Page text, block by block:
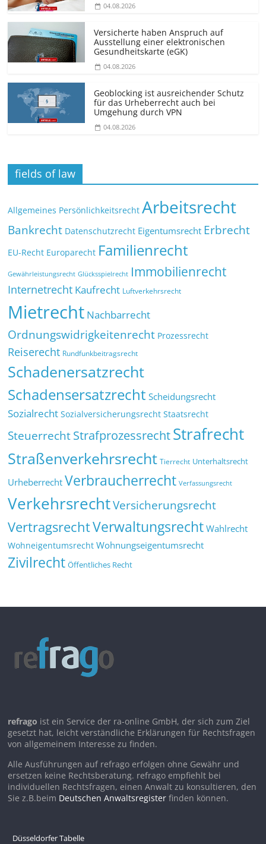
04.08.2026
Versicherte haben Anspruch auf
Ausstellung einer elektronischen
Gesundheitskarte (eGK)
04.08.2026
Geoblocking ist ausreichender Schutz
für das Urheberrecht auch bei
Umgehung durch VPN
04.08.2026
fields of law
Allgemeines Persönlichkeitsrecht Arbeitsrecht
Bankrecht Datenschutzrecht Eigentumsrecht Erbrecht
EU-Recht Europarecht Familienrecht
Gewährleistungsrecht Glücksspielrecht Immobilienrecht
Internetrecht Kaufrecht Luftverkehrsrecht
Mietrecht Nachbarrecht
Ordnungswidrigkeitenrecht Prozessrecht
Reiserecht Rundfunkbeitragsrecht
Schadenersatzrecht
Schadensersatzrecht Scheidungsrecht
Sozialrecht Sozialversicherungsrecht Staatsrecht
SteuerrechtStrafprozessrechtStrafrecht
Straßenverkehrsrecht Tierrecht Unterhaltsrecht
Urheberrecht Verbraucherrecht Verfassungsrecht
VerkehrsrechtVersicherungsrecht
VertragsrechtVerwaltungsrecht Wahlrecht
Wohneigentumsrecht Wohnungseigentumsrecht
Zivilrecht Öffentliches Recht
refrago ist ein Service der ra-online GmbH, der sich zum Ziel
gesetzt hat, leicht verständliche Erklärungen für Rechtsfragen
von allgemeinem Interesse zu finden.
Alle Ausführungen auf refrago erfolgen ohne Gewähr und
ersetzen keine Rechtsberatung. refrago empfiehlt bei
individuellen Rechtsfragen, einen Anwalt zu konsultieren, den
Sie z.B.beim Deutschen Anwaltsregister finden können.
Düsseldorfer Tabelle